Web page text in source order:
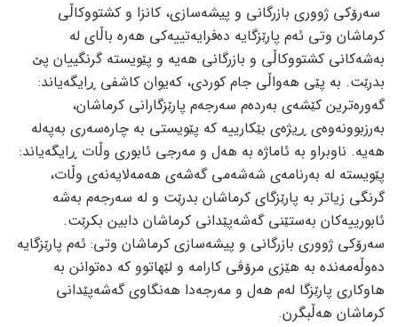
سه‌رۆکی ژووری بازرگانی و پیشه‌سازی، کانزا و کشتووکاڵی
کرماشان وتی ئه‌م پارێزگایه‌ ده‌فرایه‌تییه‌کی هه‌ره‌ باڵای له‌
به‌شه‌کانی کشتووکاڵی و بازرگانی هه‌یه‌ و پێویسته‌ گرنگییان پێ
بدرێت. به‌ پێی هه‌واڵی جام کوردی، که‌یوان کاشفی ڕایگه‌یاند:
گه‌وره‌ترین کێشه‌ی به‌رده‌م سه‌رجه‌م پارێزگارانی کرماشان،
به‌رزبوونه‌وه‌ی ڕیژه‌ی بێکارییه‌ که‌ پێویستی به‌ چاره‌سه‌ری به‌په‌له‌
هه‌یه‌. ناوبراو به‌ ئاماژه‌ به‌ هه‌ل و مه‌رجی ئابوری وڵات ڕایگه‌یاند:
پێویسته‌ له‌ به‌رنامه‌ی شه‌شه‌می گه‌شه‌ی هه‌مه‌لایه‌نه‌ی وڵات،
گرنگی زیاتر به‌ پارێزگای کرماشان بدرێت و له‌ سه‌رجه‌م به‌شه‌
ئابورییه‌کان به‌ستێنی گه‌شه‌پێدانی کرماشان دابین بکرێت.
سه‌رۆکی ژووری بازرگانی و پیشه‌سازی کرماشان وتی: ئه‌م پارێزگایه‌
ده‌وڵه‌مه‌نده‌ به‌ هێزی مرۆڤی کارامه‌ و لێهاتوو که‌ ده‌توانن به‌
هاوکاری پارێزگا له‌م هه‌ل و مه‌رجه‌دا هه‌نگاوی گه‌شه‌پێدانی
کرماشان هه‌ڵبگرن.